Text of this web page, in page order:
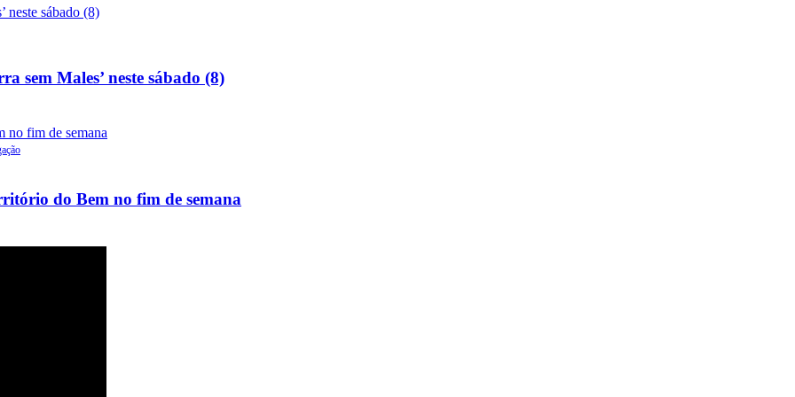
sem Males’ neste sábado (8)
do Bem no fim de semana